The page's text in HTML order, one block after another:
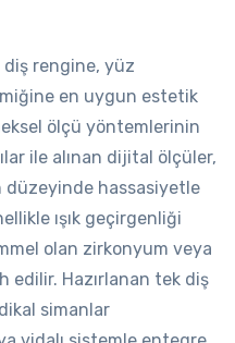
diş rengine, yüz
en uygun estetik
ölçü yöntemlerinin
ile alınan dijital ölçüler,
düzeyinde hassasiyetle
ışık geçirgenliği
olan zirkonyum veya
edilir. Hazırlanan tek diş
simanlar